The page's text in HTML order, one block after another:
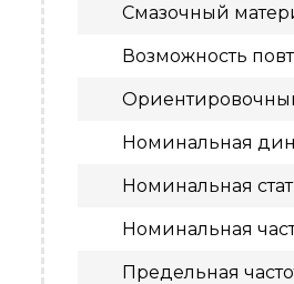
Смазочный
Возможность
Номинальная
Номинальная
Номинальная
Предельная